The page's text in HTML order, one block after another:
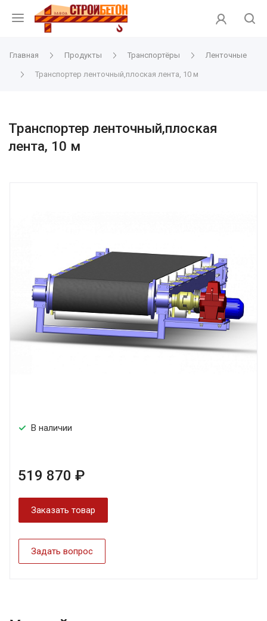
Главная Продукты Транспортёры Ленточные
Транспортер ленточный,плоская лента, 10 м
Транспортер ленточный,плоская
лента, 10 м
В наличии
519 870 ₽
Заказать товар
Задать вопрос